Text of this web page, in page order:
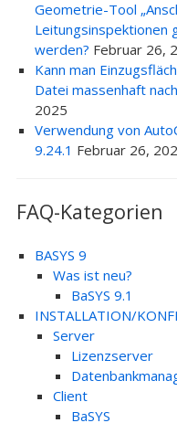
Geometrie-Tool
Leitungsinspektionen
werden? Februar 26,
Kann man
Datei massenhaft
2025
Verwendung von
9.24.1 Februar 26,
FAQ-Kategorien
BASYS 9
Was ist neu?
BaSYS 9.1
INSTALLATION/
Server
Lizenzserver
Client
BaSYS